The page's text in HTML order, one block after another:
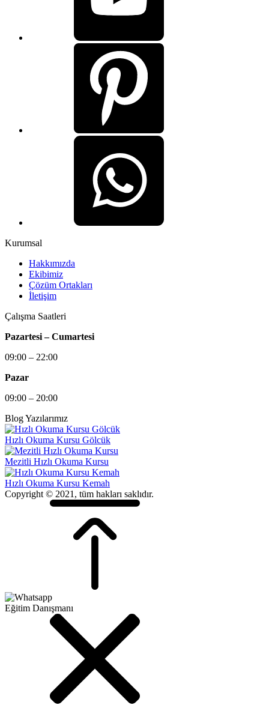
Kurumsal
Hakkımızda
Ekibimiz
Çözüm Ortakları
İletişim
Çalışma Saatleri
Pazartesi – Cumartesi
09:00 – 22:00
Pazar
09:00 – 20:00
Blog Yazılarımız
Hızlı Okuma Kursu Gölcük
Mezitli Hızlı Okuma Kursu
Hızlı Okuma Kursu Kemah
Copyright © 2021, tüm hakları saklıdır.
Eğitim Danışmanı